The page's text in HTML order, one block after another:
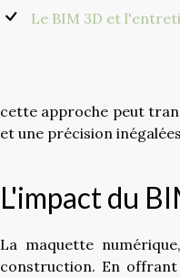
Le BIM 3D et
cette approche peut
et une précision
L'impact du
La maquette
construction. En offrant